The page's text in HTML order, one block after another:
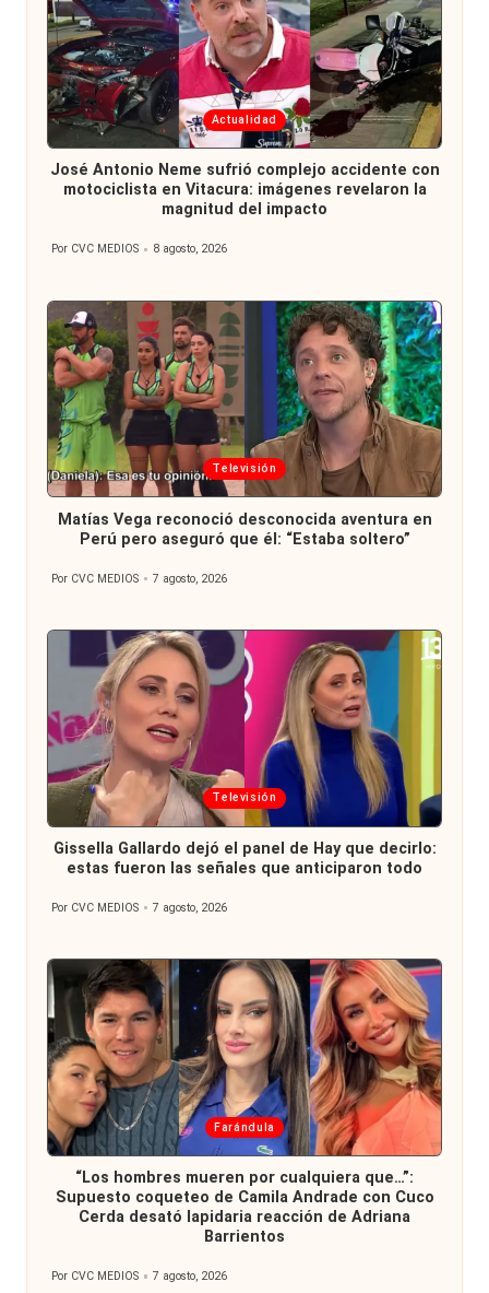
Publicada
en
Actualidad
José Antonio Neme sufrió complejo accidente con
motociclista en Vitacura: imágenes revelaron la
magnitud del impacto
Publicado
Por CVC MEDIOS 8 agosto, 2026
Publicada
en
Televisión
Matías Vega reconoció desconocida aventura en
Perú pero aseguró que él: “Estaba soltero”
Publicado
Por CVC MEDIOS 7 agosto, 2026
Publicada
en
Televisión
Gissella Gallardo dejó el panel de Hay que decirlo:
estas fueron las señales que anticiparon todo
Publicado
Por CVC MEDIOS 7 agosto, 2026
Publicada
en
Farándula
“Los hombres mueren por cualquiera que…”:
Supuesto coqueteo de Camila Andrade con Cuco
Cerda desató lapidaria reacción de Adriana
Barrientos
Publicado
Por CVC MEDIOS 7 agosto, 2026